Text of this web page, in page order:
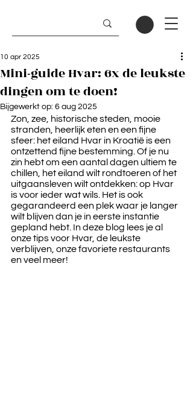
Mini-guide Hvar: 6x de leukste
dingen om te doen!
10 apr 2025
Bijgewerkt op: 6 aug 2025
Zon, zee, historische steden, mooie
stranden, heerlijk eten en een fijne
sfeer: het eiland Hvar in Kroatië is een
ontzettend fijne bestemming. Of je nu
zin hebt om een aantal dagen ultiem te
chillen, het eiland wilt rondtoeren of het
uitgaansleven wilt ontdekken: op Hvar
is voor ieder wat wils. Het is ook
gegarandeerd een plek waar je langer
wilt blijven dan je in eerste instantie
gepland hebt. In deze blog lees je al
onze tips voor Hvar, de leukste
verblijven, onze favoriete restaurants
en veel meer!